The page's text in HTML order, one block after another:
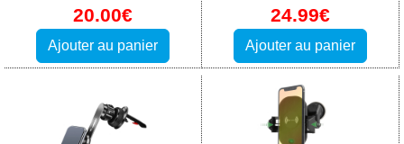
20.00€
Ajouter au panier
24.99€
Ajouter au panier